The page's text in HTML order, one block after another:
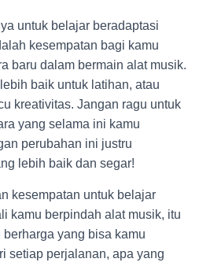
untuk belajar beradaptasi
kesempatan bagi kamu
baru dalam bermain alat musik.
baik untuk latihan, atau
kreativitas. Jangan ragu untuk
yang selama ini kamu
perubahan ini justru
lebih baik dan segar!
kesempatan untuk belajar
kamu berpindah alat musik, itu
yang bisa kamu
setiap perjalanan, apa yang